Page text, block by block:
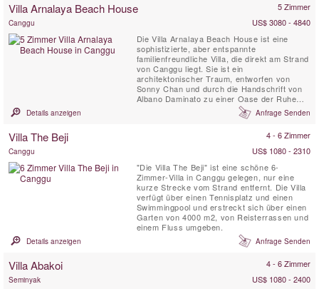
Möbel bieten höchsten ...
Villa Arnalaya Beach House 5 Zimmer
Canggu
US$ 3080 - 4840
Die Villa Arnalaya Beach House ist eine
sophistizierte, aber entspannte
familienfreundliche Villa, die direkt am Strand
von Canggu liegt. Sie ist ein
architektonischer Traum, entworfen von
Sonny Chan und durch die Handschrift von
Albano Daminato zu einer Oase der Ruhe
gemacht. Ein großes Team engagierter
Mitarbeiter sorgt dafür, dass jeder Wunsch
verfügt über fünf Doppelzimmer sowie ein
Fitnessstudio, das sich bei Bedarf in ein ...
Details anzeigen Anfrage Senden
Villa The Beji 4 - 6 Zimmer
Canggu
US$ 1080 - 2310
"Die Villa The Beji" ist eine schöne 6-
Zimmer-Villa in Canggu gelegen, nur eine
kurze Strecke vom Strand entfernt. Die Villa
verfügt über einen Tennisplatz und einen
Swimmingpool und erstreckt sich über einen
Garten von 4000 m2, von Reisterrassen und
einem Fluss umgeben.
Details anzeigen Anfrage Senden
Villa Abakoi 4 - 6 Zimmer
Seminyak
US$ 1080 - 2400